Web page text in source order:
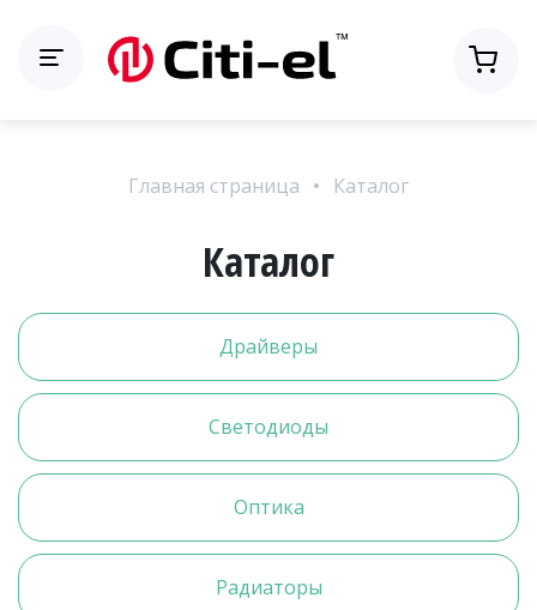
Главная страница Каталог
Каталог
Драйверы
Светодиоды
Оптика
Радиаторы